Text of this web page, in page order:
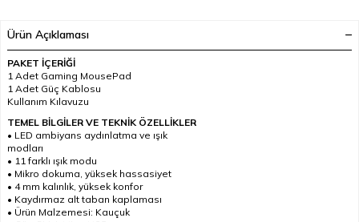
Ürün Açıklaması
PAKET İÇERİĞİ
1 Adet Gaming MousePad
1 Adet Güç Kablosu
Kullanım Kılavuzu
TEMEL BİLGİLER VE TEKNİK ÖZELLİKLER
• LED ambiyans aydınlatma ve ışık
modları
• 11 farklı ışık modu
• Mikro dokuma, yüksek hassasiyet
• 4 mm kalınlık, yüksek konfor
• Kaydırmaz alt taban kaplaması
• Ürün Malzemesi: Kauçuk